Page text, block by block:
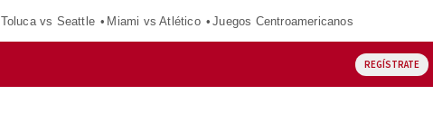
Toluca vs Seattle Miami vs Atlético Juegos Centroamericanos
REGÍSTRATE